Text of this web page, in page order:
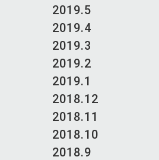
2019.5
2019.4
2019.3
2019.2
2019.1
2018.12
2018.11
2018.10
2018.9